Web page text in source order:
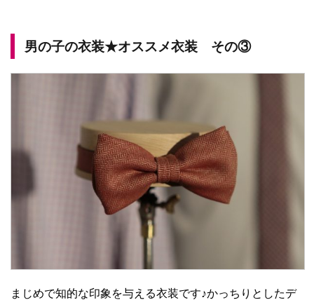
男の子の衣装★オススメ衣装 その③
まじめで知的な印象を与える衣装です♪かっちりとしたデ